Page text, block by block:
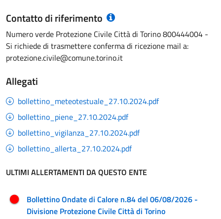
Contatto di riferimento
Numero verde Protezione Civile Città di Torino 800444004 -
Si richiede di trasmettere conferma di ricezione mail a:
protezione.civile@comune.torino.it
Allegati
bollettino_meteotestuale_27.10.2024.pdf
bollettino_piene_27.10.2024.pdf
bollettino_vigilanza_27.10.2024.pdf
bollettino_allerta_27.10.2024.pdf
ULTIMI ALLERTAMENTI DA QUESTO ENTE
Bollettino Ondate di Calore n.84 del 06/08/2026 -
Divisione Protezione Civile Città di Torino